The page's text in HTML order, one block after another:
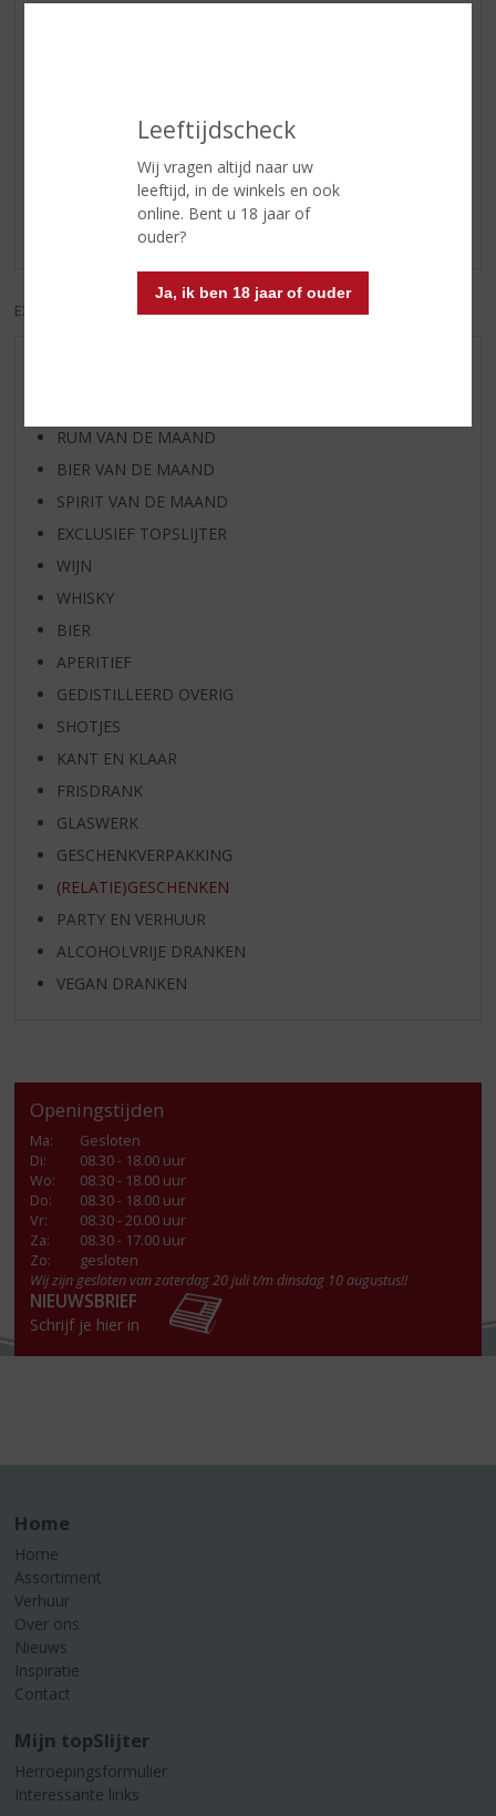
Leeftijdscheck
Wij vragen altijd naar uw
leeftijd, in de winkels en ook
online. Bent u 18 jaar of
ouder?
Ja, ik ben 18 jaar of ouder
Reviews
Schrijf een review
Er zijn nog geen reviews geplaatst voor dit product
EXCL. BTW INCL. BTW
RUM VAN DE MAAND
BIER VAN DE MAAND
SPIRIT VAN DE MAAND
EXCLUSIEF TOPSLIJTER
WIJN
WHISKY
BIER
APERITIEF
GEDISTILLEERD OVERIG
SHOTJES
KANT EN KLAAR
FRISDRANK
GLASWERK
GESCHENKVERPAKKING
(RELATIE)GESCHENKEN
PARTY EN VERHUUR
ALCOHOLVRIJE DRANKEN
VEGAN DRANKEN
Openingstijden
Ma:
Gesloten
Di:
08.30 - 18.00 uur
Wo:
08.30 - 18.00 uur
Do:
08.30 - 18.00 uur
Vr:
08.30 - 20.00 uur
Za:
08.30 - 17.00 uur
Zo:
gesloten
Wij zijn gesloten van zaterdag 20 juli t/m dinsdag 10 augustus!!
NIEUWSBRIEF
Schrijf je hier in
Home
Home
Assortiment
Verhuur
Over ons
Nieuws
Inspiratie
Contact
Mijn topSlijter
Herroepingsformulier
Interessante links